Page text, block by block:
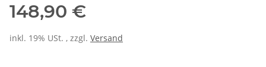
148,90 €
inkl. 19% USt. , zzgl. Versand